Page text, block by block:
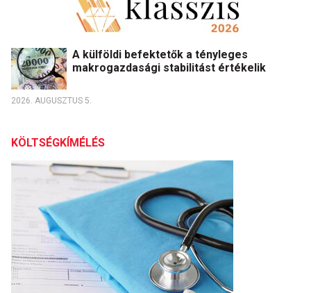
A külföldi befektetők a tényleges
makrogazdasági stabilitást értékelik
2026. AUGUSZTUS 5.
KÖLTSÉGKÍMÉLÉS